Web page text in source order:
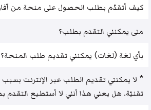
كيف أتقدّم بطلب الحصول على منحة من
متى يمكنني التقدم بطلب؟
بأي لغة (لغات) يمكنني تقديم طلب المنحة؟
* لا يمكنني تقديم الطلب عبر الإنترنت
تقنيّة. هل يعني هذا أنني لا أستطيع التقدم